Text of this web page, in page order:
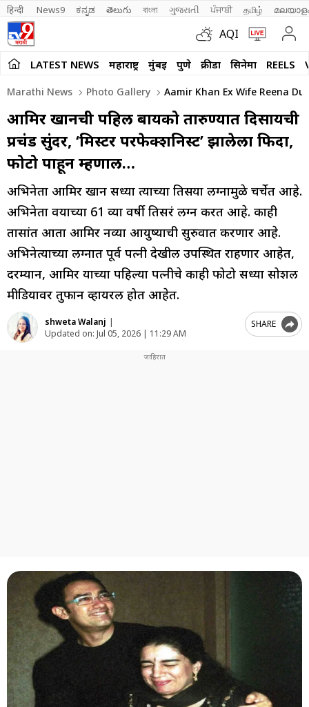
हिन्दी News9 ಕನ್ನಡ తెలుగు বাংলা ગુજરાતી ਪੰਜਾਬੀ தமிழ்
AQI
LATEST NEWS महाराष्ट्र मुंबई पुणे क्रीडा सिनेमा REELS
Marathi News Photo Gallery Aamir Khan Ex Wife Reena
आमिर खानची पहिली बायको तारुण्यात दिसायची
प्रचंड सुंदर, ‘मिस्टर परफेक्शनिस्ट’ झालेला फिदा,
फोटो पाहून म्हणाल…
अभिनेता आमिर खान सध्या त्याच्या तिसऱ्या लग्नामुळे चर्चेत आहे.
अभिनेता वयाच्या 61 व्या वर्षी तिसरं लग्न करत आहे. काही
तासांत आता आमिर नव्या आयुष्याची सुरुवात करणार आहे.
अभिनेत्याच्या लग्नात पूर्व पत्नी देखील उपस्थित राहणार आहेत,
दरम्यान, आमिर याच्या पहिल्या पत्नीचे काही फोटो सध्या सोशल
मीडियावर तुफान व्हायरल होत आहेत.
shweta Walanj |
Updated on: Jul 05, 2026 | 11:29 AM
SHARE